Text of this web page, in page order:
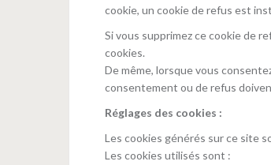
cookie, un cookie de refus est
Si vous supprimez ce cookie de
cookies.
De même, lorsque vous
consentement ou de refus
Réglages des cookies :
Les cookies générés sur ce site
Les cookies utilisés sont :